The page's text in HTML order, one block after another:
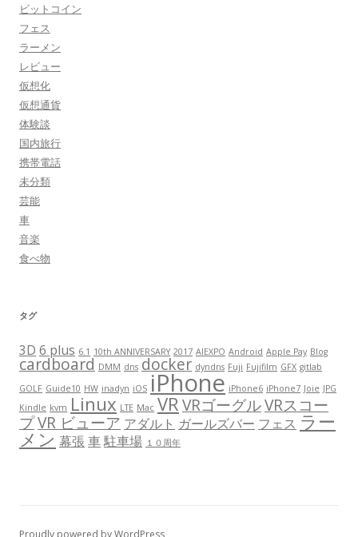
ビットコイン
フェス
ラーメン
レビュー
仮想化
仮想通貨
体験談
国内旅行
携帯電話
未分類
芸能
車
音楽
食べ物
タグ
3D 6 plus 6.1 10th ANNIVERSARY 2017 AIEXPO Android Apple Pay Blog
cardboard DMM dns docker dyndns Fuji Fujifilm GFX gitlab
GOLF Guide10 HW inadyn iOS iPhone iPhone6 iPhone7 Joie JPG
Kindle kvm Linux LTE Mac VRVRゴーグルVRスコー
プVR ビューア アダルト ガールズバー フェス ラー
メン 幕張 車駐車場 １０周年
Proudly powered by WordPress